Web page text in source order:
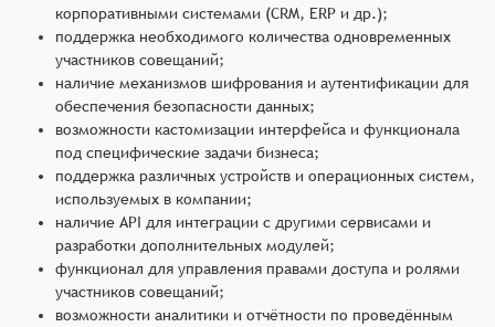
корпоративными системами (CRM, ERP и др.);
поддержка необходимого количества одновременных
участников совещаний;
наличие механизмов шифрования и аутентификации для
обеспечения безопасности данных;
возможности кастомизации интерфейса и функционала
под специфические задачи бизнеса;
поддержка различных устройств и операционных систем,
используемых в компании;
наличие API для интеграции с другими сервисами и
разработки дополнительных модулей;
функционал для управления правами доступа и ролями
участников совещаний;
возможности аналитики и отчётности по проведённым